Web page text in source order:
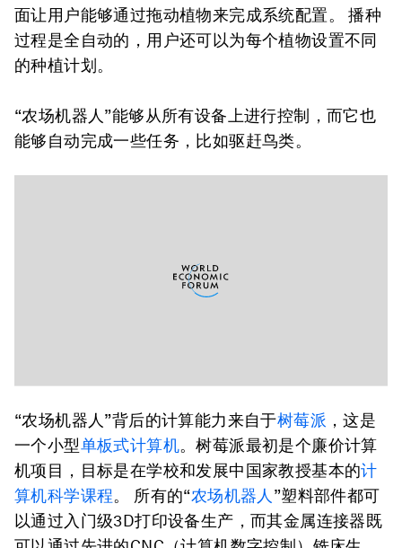
面让用户能够通过拖动植物来完成系统配置。 播种
过程是全自动的，用户还可以为每个植物设置不同
的种植计划。
“农场机器人”能够从所有设备上进行控制，而它也
能够自动完成一些任务，比如驱赶鸟类。
“农场机器人”背后的计算能力来自于树莓派 ，这是
一个小型单板式计算机。树莓派最初是个廉价计算
机项目，目标是在学校和发展中国家教授基本的计
算机科学课程。 所有的“农场机器人 ”塑料部件都可
以通过入门级3D打印设备生产，而其金属连接器既